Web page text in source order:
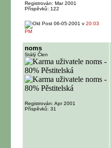
Registrován: Mar 2001
Příspěvků: 122
06-05-2001 v 20:03
PM
noms
Stálý Člen
Registrován: Apr 2001
Příspěvků: 31